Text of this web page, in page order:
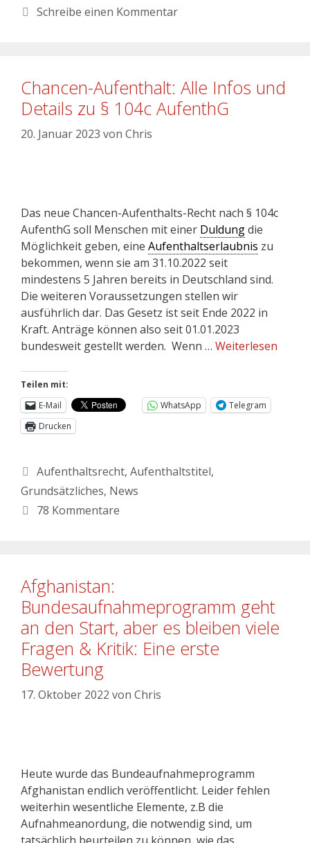
Schreibe einen Kommentar
Chancen-Aufenthalt: Alle Infos und
Details zu § 104c AufenthG
20. Januar 2023 von Chris
Das neue Chancen-Aufenthalts-Recht nach § 104c
AufenthG soll Menschen mit einer Duldungdie
Möglichkeit geben, eine Aufenthaltserlaubnis zu
bekommen, wenn sie am 31.10.2022 seit
mindestens 5 Jahren bereits in Deutschland sind.
Die weiteren Voraussetzungen stellen wir
ausführlich dar. Das Gesetz ist seit Ende 2022 in
Kraft. Anträge können also seit 01.01.2023
bundesweit gestellt werden. Wenn … Weiterlesen
Teilen mit:
E-Mail
WhatsApp
Telegram
Drucken
Aufenthaltsrecht, Aufenthaltstitel,
Grundsätzliches, News
78 Kommentare
Afghanistan:
Bundesaufnahmeprogramm geht
an den Start, aber es bleiben viele
Fragen & Kritik: Eine erste
Bewertung
17. Oktober 2022 von Chris
Heute wurde das Bundeaufnahmeprogramm
Afghanistan endlich veröffentlicht. Leider fehlen
weiterhin wesentliche Elemente, z.B die
Aufnahmeanordung, die notwendig sind, um